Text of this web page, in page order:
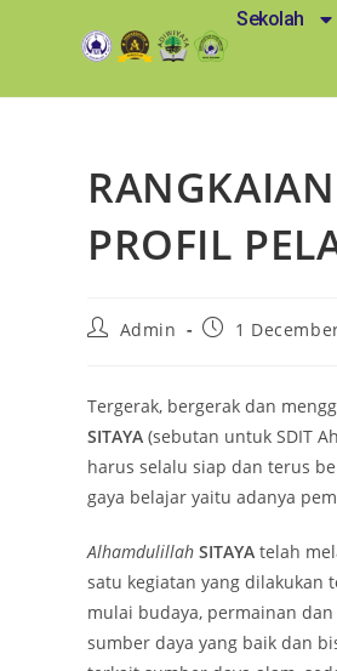
Sekolah
PROFIL
Admin 1
Tergerak, bergerak dan
SITAYA (sebutan untuk SDIT
harus selalu siap dan terus
gaya belajar yaitu adanya
Alhamdulillah SITAYA telah
satu kegiatan yang dilakukan
mulai budaya, permainan
sumber daya yang baik dan